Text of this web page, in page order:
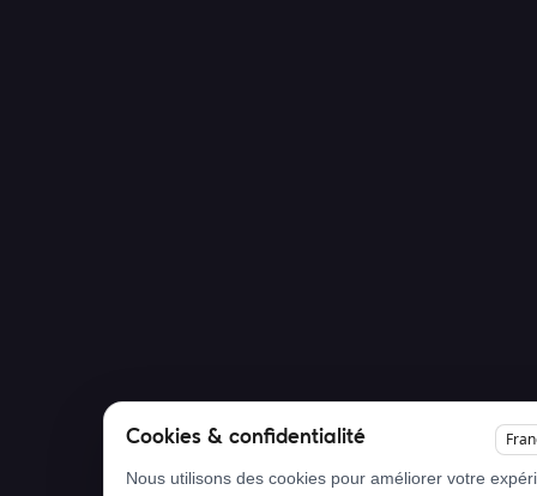
Cookies & confidentialité
Nous utilisons des cookies pour améliorer votre